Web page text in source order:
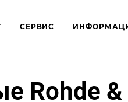
СЕРВИС
Rohde &